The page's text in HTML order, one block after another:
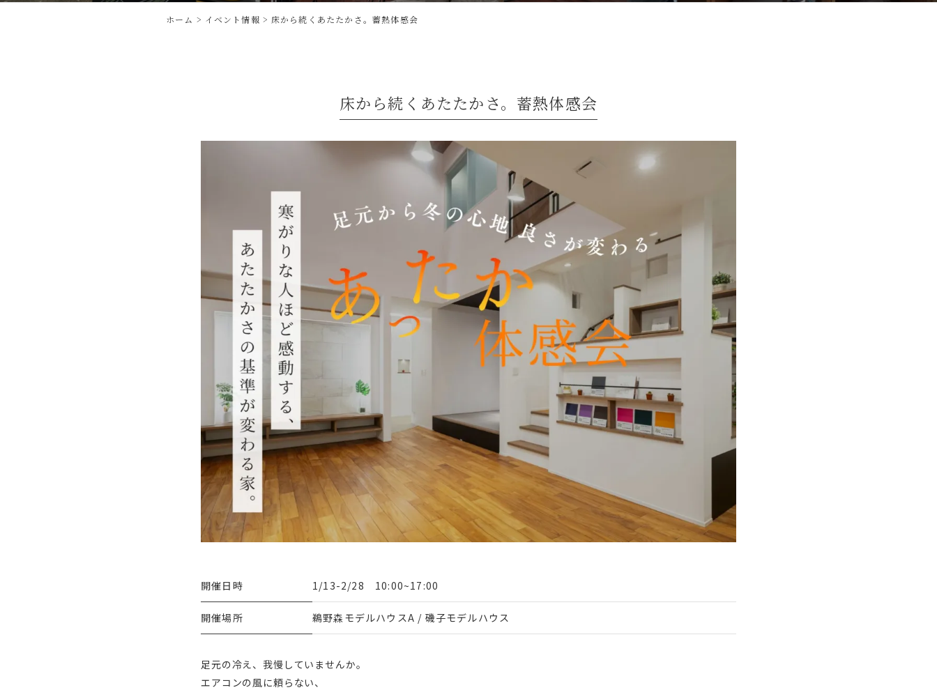
ホーム イベント情報 床から続くあたたかさ。蓄熱体感会
床から続くあたたかさ。蓄熱体感会
開催日時 1/13-2/28 10:00~17:00
開催場所 鵜野森モデルハウスA / 磯子モデルハウス
足元の冷え、我慢していませんか。
エアコンの風に頼らない、